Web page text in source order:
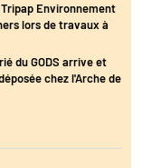
Environnement
lors de travaux à
du GODS arrive et
chez l'Arche de